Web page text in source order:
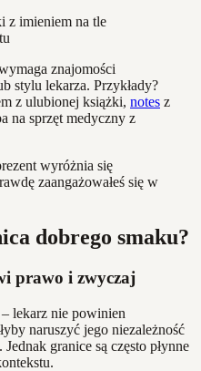
znajomości
stylu lekarza. Przykłady?
z ulubionej książki, notes z
na sprzęt medyczny z
wyróżnia się
zaangażowałeś się w
dobrego smaku?
prawo i zwyczaj
lekarz nie powinien
naruszyć jego niezależność
granice są często płynne